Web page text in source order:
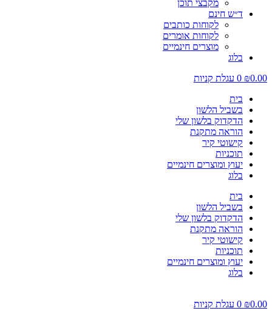
מקבצי תוכן
ד״ש חינם
לקוחות כותבים
לקוחות אומרים
מוצרים חינמיים
0 עגלת קניות
בשביל הלשון
הדקדוק בלשון שלי
הוראה מתקנת
קישוטי קיר
תוכניות
יעוץ ומוצרים חינמיים
בשביל הלשון
הדקדוק בלשון שלי
הוראה מתקנת
קישוטי קיר
תוכניות
יעוץ ומוצרים חינמיים
0 עגלת קניות